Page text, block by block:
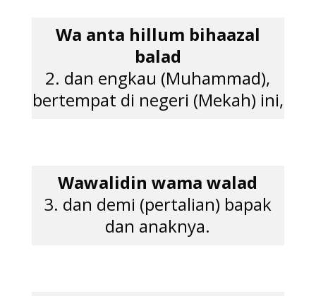
Wa anta hillum bihaazal
balad
2. dan engkau (Muhammad),
bertempat di negeri (Mekah) ini,
Wawalidin wama walad
3. dan demi (pertalian) bapak
dan anaknya.